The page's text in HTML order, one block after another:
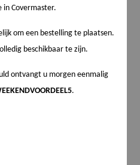
x 35mm verpakt per 50
in Covermaster.
om een bestelling te plaatsen.
beschikbaar te zijn.
ontvangt u morgen eenmalig
.